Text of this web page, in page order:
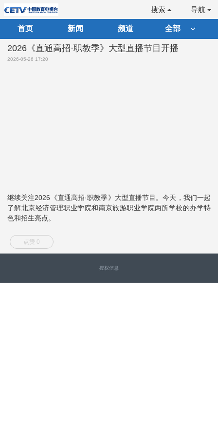
导航
搜索
首页 新闻 频道 全部
2026《直通高招·职教季》大型直播节目开播
2026-05-26 17:20
继续关注2026《直通高招·职教季》大型直播节目。今天，我们一起
了解北京经济管理职业学院和南京旅游职业学院两所学校的办学特
色和招生亮点。
点赞 0
授权信息